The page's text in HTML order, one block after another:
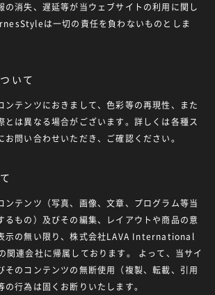
の消失、遅延等が当ウェブサイトの利用に関し
は一切の責任を負わないものとしま
いて
ンテンツにおきまして、色彩等の再現性、また
とは異なる場合がございます。詳しくは各種ス
問い合わせいただき、ご確認ください。
ンテンツ（写真、画像、文章、プログラム等当
るもの）及びその編集、レイアウトや商品の意
示の無い限り、株式会社LAVA International
連会社に帰属しております。 よって、当サイ
そのコンテンツの無断使用（複製、転載、引用
行為は固くお断りいたします。